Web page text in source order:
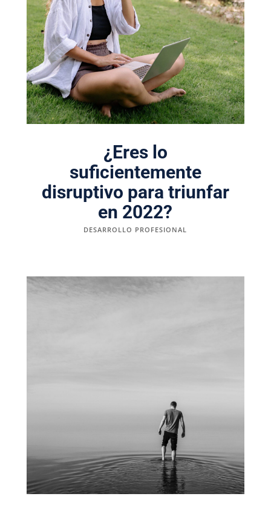
¿Eres lo
suficientemente
disruptivo para triunfar
en 2022?
DESARROLLO PROFESIONAL